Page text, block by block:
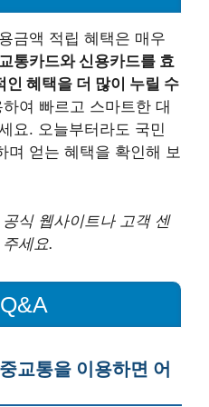
금액 적립 혜택은 매우
교통카드와 신용카드를 효
혜택을 더 많이 누릴 수
여 빠르고 스마트한 대
요. 오늘부터라도 국민
며 얻는 혜택을 확인해 보
식 웹사이트나 고객 센
세요.
교통을 이용하면 어